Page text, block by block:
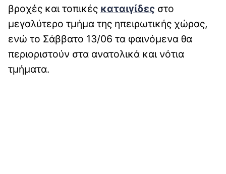
βροχές και τοπικές καταιγίδες στο
μεγαλύτερο τμήμα της ηπειρωτικής χώρας,
ενώ το Σάββατο 13/06 τα φαινόμενα θα
περιοριστούν στα ανατολικά και νότια
τμήματα.